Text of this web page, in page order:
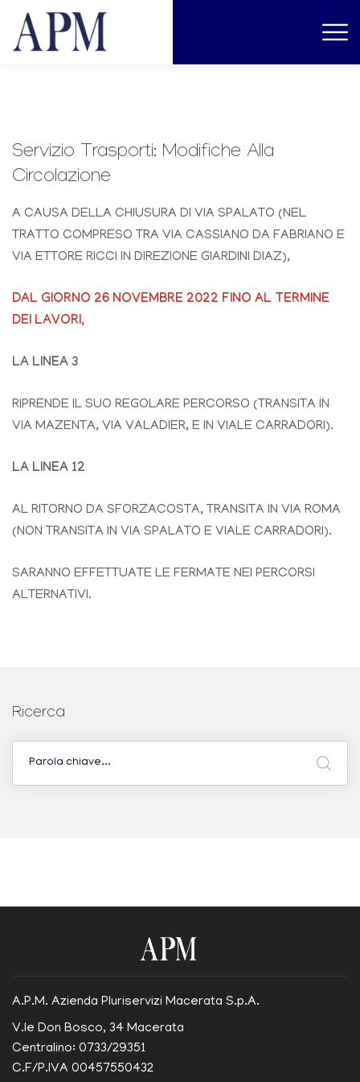
Servizio Trasporti: Modifiche Alla
Circolazione
A CAUSA DELLA CHIUSURA DI VIA SPALATO (NEL
TRATTO COMPRESO TRA VIA CASSIANO DA FABRIANO E
VIA ETTORE RICCI IN DIREZIONE GIARDINI DIAZ),
DAL GIORNO 26 NOVEMBRE 2022 FINO AL TERMINE
DEI LAVORI,
LA LINEA 3
RIPRENDE IL SUO REGOLARE PERCORSO (TRANSITA IN
VIA MAZENTA, VIA VALADIER, E IN VIALE CARRADORI).
LA LINEA 12
AL RITORNO DA SFORZACOSTA, TRANSITA IN VIA ROMA
(NON TRANSITA IN VIA SPALATO E VIALE CARRADORI).
SARANNO EFFETTUATE LE FERMATE NEI PERCORSI
ALTERNATIVI.
Ricerca
A.P.M. Azienda Pluriservizi Macerata S.p.A.
V.le Don Bosco, 34 Macerata
Centralino: 0733/29351
C.F/P.IVA 00457550432